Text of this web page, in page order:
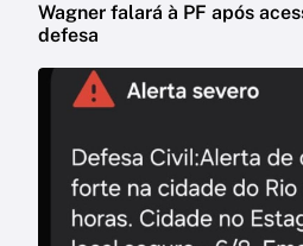
Wagner falará à PF após
defesa